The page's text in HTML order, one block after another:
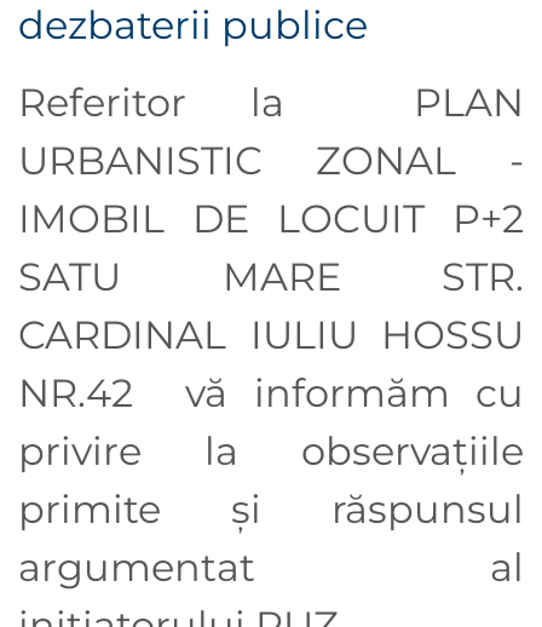
dezbaterii publice
Referitor la PLAN
URBANISTIC ZONAL -
IMOBIL DE LOCUIT P+2
SATU MARE STR.
CARDINAL IULIU HOSSU
NR.42
vă informăm cu
privire la observaţiile
primite şi răspunsul
argumentat al